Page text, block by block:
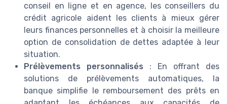
conseil en ligne et en agence, les conseillers du
crédit agricole aident les clients à mieux gérer
leurs finances personnelles et à choisir la meilleure
option de consolidation de dettes adaptée à leur
situation.
Prélèvements personnalisés : En offrant des
solutions de prélèvements automatiques, la
banque simplifie le remboursement des prêts en